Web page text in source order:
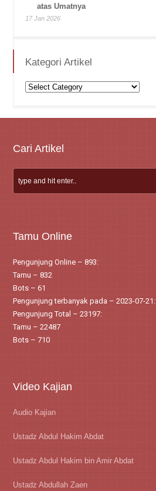
atas Umatnya
17 Jan 2026
Kategori Artikel
Kategori
Cari Artikel
Tamu Online
Pengunjung Online – 893:
Tamu – 832
Bots – 61
Pengunjung terbanyak pada – 2023-07-21:
Pengunjung Total – 23197:
Tamu – 22487
Bots – 710
Video Kajian
Audio Kajian
Ustadz Abdul Hakim Abdat
Ustadz Abdul Hakim bin Amir Abdat
Ustadz Abdullah Zaen